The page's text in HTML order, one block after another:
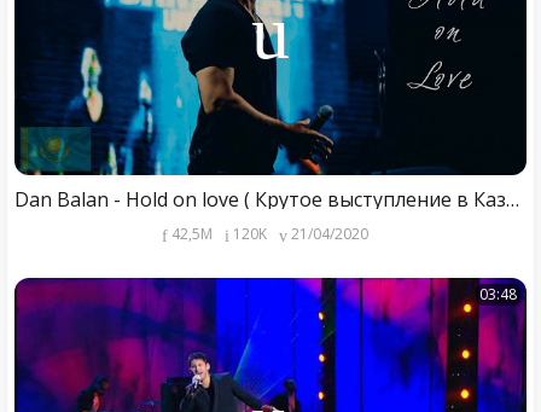
Dan Balan - Hold on love ( Крутое выступление в Казахстане) • MIK
42,5M 120K 21/04/2020
03:48